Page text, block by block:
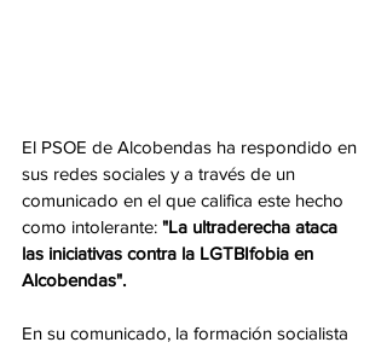
El PSOE de Alcobendas ha respondido en
sus redes sociales y a través de un
comunicado en el que califica este hecho
como intolerante: "La ultraderecha ataca
las iniciativas contra la LGTBIfobia en
Alcobendas".
En su comunicado, la formación socialista